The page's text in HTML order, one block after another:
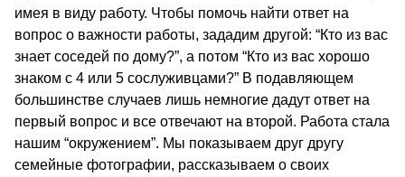
имея в виду работу. Чтобы помочь найти ответ на
вопрос о важности работы, зададим другой: “Кто из вас
знает соседей по дому?”, а потом “Кто из вас хорошо
знаком с 4 или 5 сослуживцами?” В подавляющем
большинстве случаев лишь немногие дадут ответ на
первый вопрос и все отвечают на второй. Работа стала
нашим “окружением”. Мы показываем друг другу
семейные фотографии, рассказываем о своих